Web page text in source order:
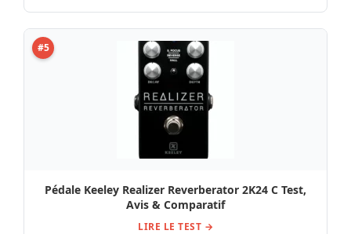
#5
Pédale Keeley Realizer Reverberator 2K24 C Test,
Avis & Comparatif
LIRE LE TEST →